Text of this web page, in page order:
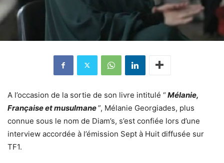
A l’occasion de la sortie de son livre intitulé “Mélanie,
Française et musulmane”, Mélanie Georgiades, plus
connue sous le nom de Diam’s, s’est confiée lors d’une
interview accordée à l’émission Sept à Huit diffusée sur
TF1.